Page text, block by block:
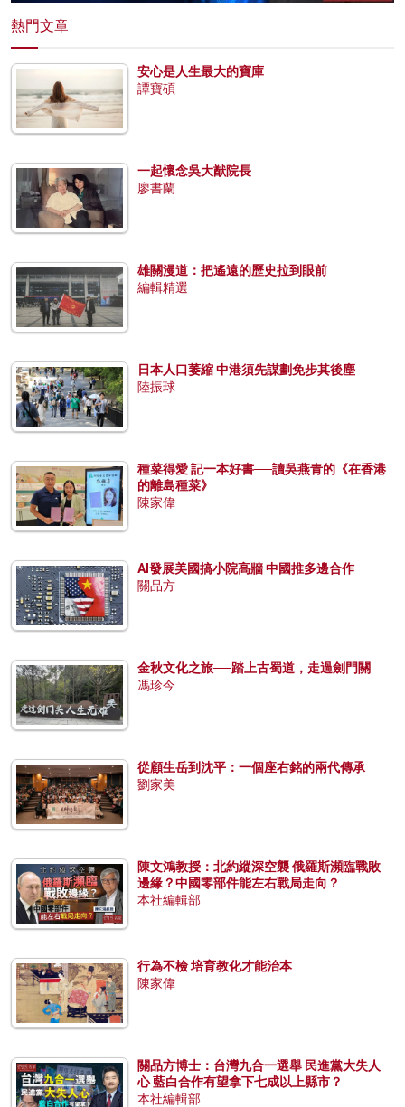
熱門文章
安心是人生最大的寶庫
譚寶碩
一起懷念吳大猷院長
廖書蘭
雄關漫道：把遙遠的歷史拉到眼前
編輯精選
日本人口萎縮 中港須先謀劃免步其後塵
陸振球
種菜得愛 記一本好書──讀吳燕青的《在香港
的離島種菜》
陳家偉
AI發展美國搞小院高牆 中國推多邊合作
關品方
金秋文化之旅──踏上古蜀道，走過劍門關
馮珍今
從顧生岳到沈平：一個座右銘的兩代傳承
劉家美
陳文鴻教授：北約縱深空襲 俄羅斯瀕臨戰敗
邊緣？中國零部件能左右戰局走向？
本社編輯部
行為不檢 培育教化才能治本
陳家偉
關品方博士：台灣九合一選舉 民進黨大失人
心 藍白合作有望拿下七成以上縣市？
本社編輯部